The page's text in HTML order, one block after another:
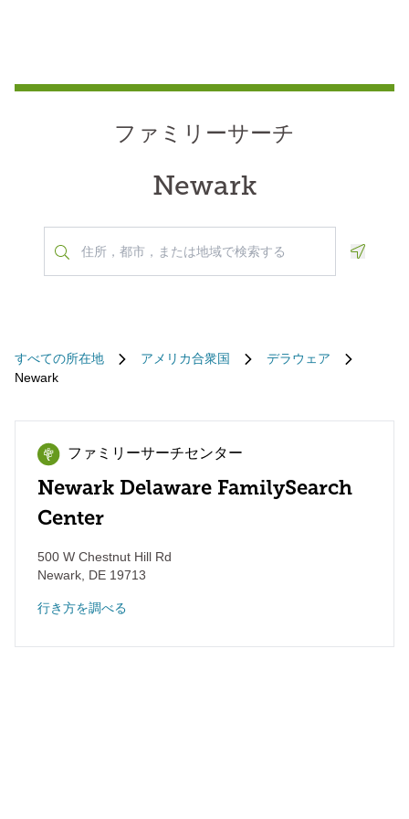
ファミリーサーチ
Newark
すべての所在地 アメリカ合衆国
デラウェア
Newark
ファミリーサーチセンター
Newark Delaware FamilySearch
Center
500 W Chestnut Hill Rd
Newark DE 19713
行き方を調べる